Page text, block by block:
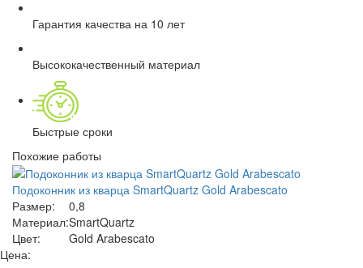
Гарантия качества на 10 лет
Высококачественный материал
Быстрые сроки
Похожие работы
Подоконник из кварца SmartQuartz Gold Arabescato
Размер:
0,8
Материал:SmartQuartz
Цвет:
Gold Arabescato
Цена: